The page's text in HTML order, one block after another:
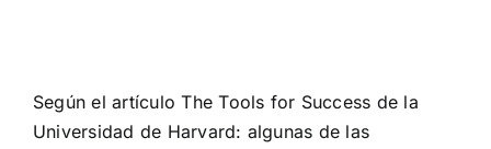
Según el artículo The Tools for Success de la
Universidad de Harvard: algunas de las